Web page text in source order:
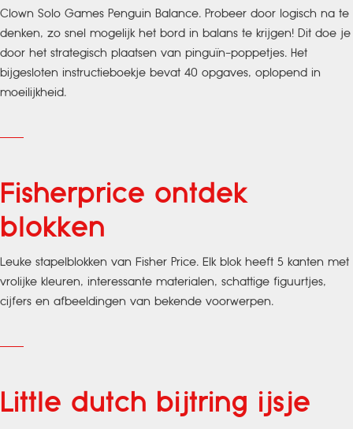
Clown Solo Games Penguin Balance. Probeer door logisch na te
denken, zo snel mogelijk het bord in balans te krijgen! Dit doe je
door het strategisch plaatsen van pinguïn-poppetjes. Het
bijgesloten instructieboekje bevat 40 opgaves, oplopend in
moeilijkheid.
Fisherprice ontdek
blokken
Leuke stapelblokken van Fisher Price. Elk blok heeft 5 kanten met
vrolijke kleuren, interessante materialen, schattige figuurtjes,
cijfers en afbeeldingen van bekende voorwerpen.
Little dutch bijtring ijsje